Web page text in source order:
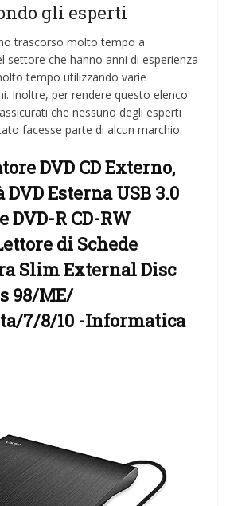
gli esperti
trascorso molto tempo a
settore che hanno anni di esperienza
tempo utilizzando varie
Inoltre, per rendere questo elenco
che nessuno degli esperti
facesse parte di alcun marchio.
DVD CD Externo,
Esterna USB 3.0
DVD-R CD-RW
di Schede
Slim External Disc
98/ME/
7/8/10 -Informatica